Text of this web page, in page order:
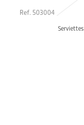
Ref. 503004